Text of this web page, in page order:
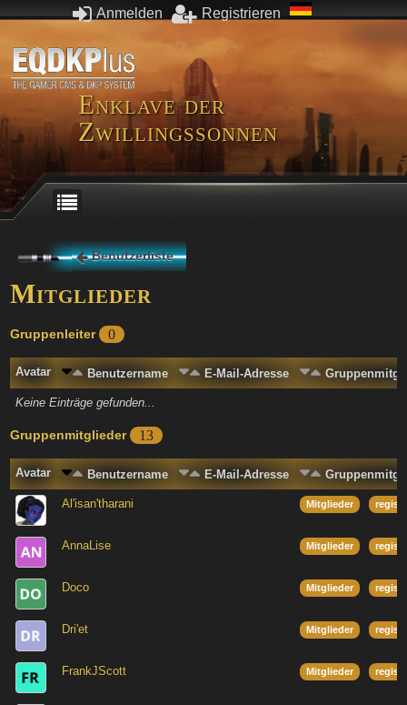
Anmelden Registrieren
Enklave der
Zwillingssonnen
Benutzerliste
Mitglieder
Gruppenleiter 0
Avatar Benutzername E-Mail-Adresse
Keine Einträge gefunden...
Gruppenmitglieder 13
Avatar Benutzername E-Mail-Adresse
Al'isan'tharani Mitglieder
AnnaLise Mitglieder
Doco Mitglieder
Dri'et Mitglieder
FrankJScott Mitglieder